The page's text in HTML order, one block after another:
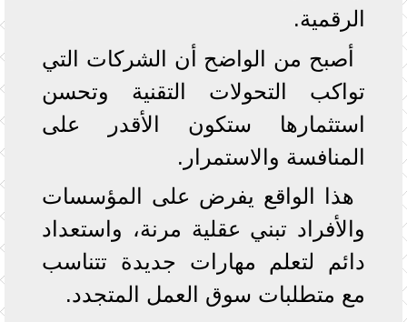
الرقمية.
أصبح من الواضح أن الشركات التي
تواكب التحولات التقنية وتحسن
استثمارها ستكون الأقدر على
المنافسة والاستمرار.
هذا الواقع يفرض على المؤسسات
والأفراد تبني عقلية مرنة، واستعداد
دائم لتعلم مهارات جديدة تتناسب
مع متطلبات سوق العمل المتجدد.